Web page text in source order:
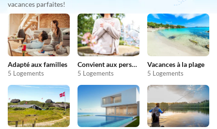
vacances parfaites!
Adapté aux familles
5 Logements
Convient aux personnes allergiques
5 Logements
Vacances à la plage
5 Logements